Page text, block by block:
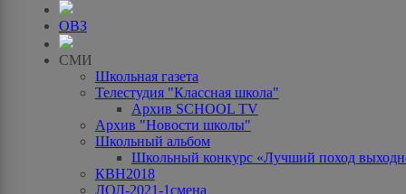
ОВЗ
СМИ
Школьная газета
Телестудия "Классная школа"
Архив SCHOOL TV
Архив "Новости школы"
Школьный альбом
Школьный конкурс «Лучший поход
КВН2018
ЛОЛ-2021-1смена